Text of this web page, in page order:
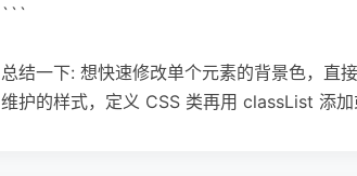
```
总结一下: 想快速修改单个元素的背景色，
维护的样式，定义 CSS 类再用 classList 添加